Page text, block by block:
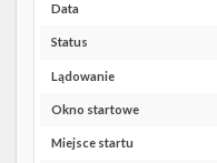
Na żywo
Data
Status
Lądowanie
Okno startowe
Miejsce startu